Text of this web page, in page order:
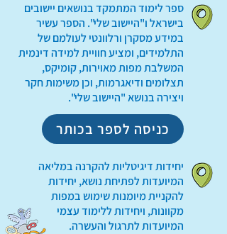
ספר לימוד המתמקד בנושאים יישובים
בישראל ו"היישוב שלי". הספר עשיר
במידע מסקרן ורלוונטי לעולמם של
התלמידים, ומציע חוויית למידה דינמית
המשלבת מפות מאוירות, קומיקס,
תצלומים ודיאגרמות, וכן משימות חקר
ויצירה בנושא "היישוב שלי".
כניסה לספר בכותר
יחידות דיגיטליות להקרנה במליאה
המיועדות לפתיחת נושא, יחידות
להקניית מיומנות שימוש במפות
מקוונות, ויחידות ללימוד עצמי
המיועדות לתרגול והעשרה.